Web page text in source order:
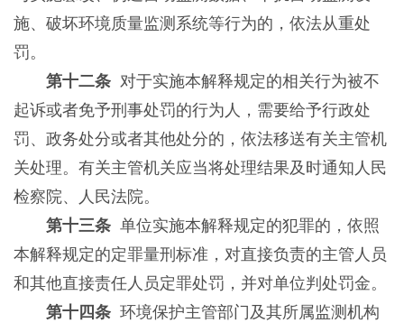
施、破坏环境质量监测系统等行为的，依法从重处
罚。
第十二条对于实施本解释规定的相关行为被不
起诉或者免予刑事处罚的行为人，需要给予行政处
罚、政务处分或者其他处分的，依法移送有关主管机
关处理。有关主管机关应当将处理结果及时通知人民
检察院、人民法院。
第十三条单位实施本解释规定的犯罪的，依照
本解释规定的定罪量刑标准，对直接负责的主管人员
和其他直接责任人员定罪处罚，并对单位判处罚金。
第十四条环境保护主管部门及其所属监测机构